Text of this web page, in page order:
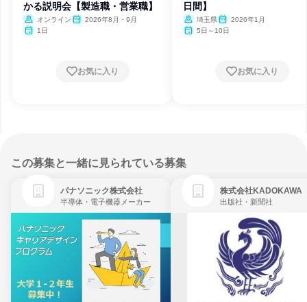
かる説明会【製造職・営業職】
オンライン
2026年8月・9月
1日
お気に入り
日間】
埼玉県
2026年1月
5日～10日
お気に入り
この募集と一緒に見られている募集
パナソニック株式会社
半導体・電子機器メーカー
株式会社KADOKAWA
出版社・新聞社